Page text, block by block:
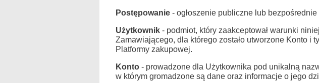
Postępowanie - ogłoszenie publiczne lub
Użytkownik - podmiot, który zaakceptował warunki
Zamawiającego, dla którego zostało utworzone Konto i
Platformy zakupowej.
Konto - prowadzone dla Użytkownika pod unikalną
w którym gromadzone są dane oraz informacje o jego